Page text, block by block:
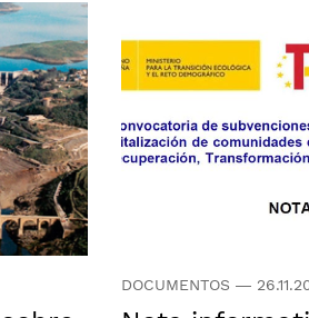
DOCUMENTOS—